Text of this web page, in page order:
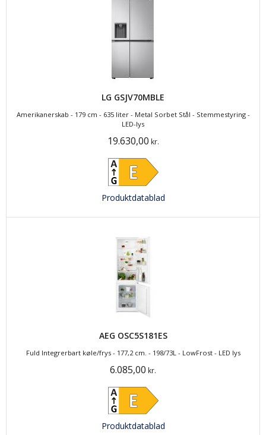
LG GSJV70MBLE
Amerikanerskab - 179 cm - 635 liter - Metal Sorbet Stål - Stemmestyring -
LED-lys
19.630,00 kr.
Produktdatablad
AEG OSC5S181ES
Fuld Integrerbart køle/frys - 177,2 cm. - 198/73L - LowFrost - LED lys
6.085,00 kr.
Produktdatablad